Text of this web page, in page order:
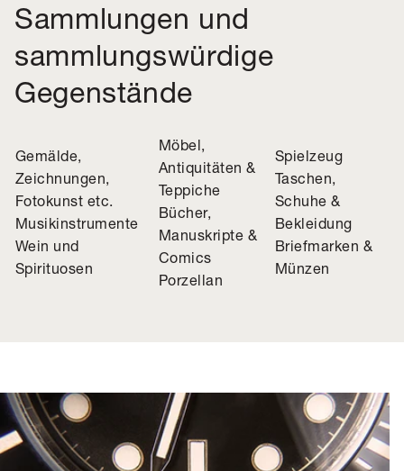
Sammlungen und
sammlungswürdige
Gegenstände
Gemälde,
Zeichnungen,
Fotokunst etc.
Musikinstrumente
Wein und
Spirituosen
Möbel,
Antiquitäten &
Teppiche
Bücher,
Manuskripte &
Comics
Porzellan
Spielzeug
Taschen,
Schuhe &
Bekleidung
Briefmarken &
Münzen